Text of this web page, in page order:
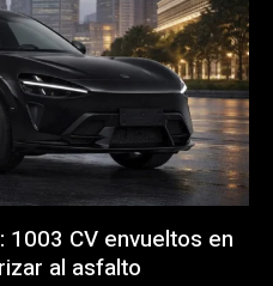
1003 CV envueltos en
al asfalto